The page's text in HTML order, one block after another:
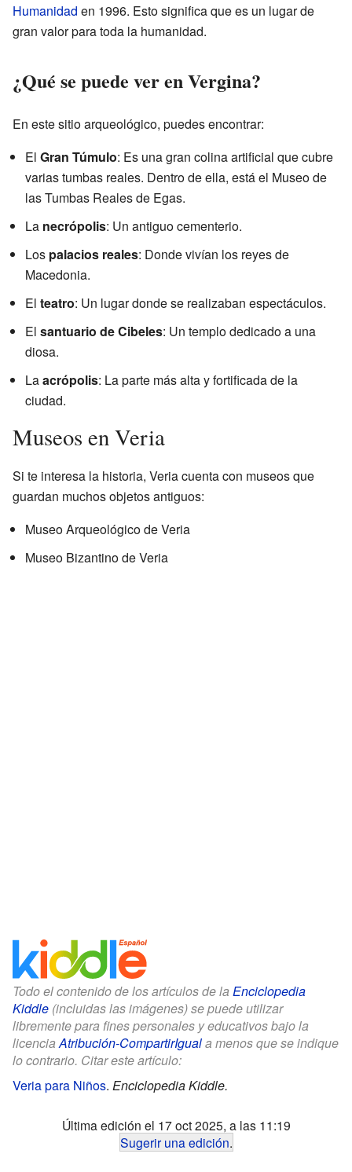
Humanidad en 1996. Esto significa que es un lugar de
gran valor para toda la humanidad.
¿Qué se puede ver en Vergina?
En este sitio arqueológico, puedes encontrar:
El Gran Túmulo: Es una gran colina artificial que cubre
varias tumbas reales. Dentro de ella, está el Museo de
las Tumbas Reales de Egas.
La necrópolis: Un antiguo cementerio.
Los palacios reales: Donde vivían los reyes de
Macedonia.
El teatro: Un lugar donde se realizaban espectáculos.
El santuario de Cibeles: Un templo dedicado a una
diosa.
Laacrópolis: La parte más alta y fortificada de la
ciudad.
Museos en Veria
Si te interesa la historia, Veria cuenta con museos que
guardan muchos objetos antiguos:
Museo Arqueológico de Veria
Museo Bizantino de Veria
Todo el contenido de los artículos de la Enciclopedia
Kiddle (incluidas las imágenes) se puede utilizar
libremente para fines personales y educativos bajo la
licenciaAtribución-CompartirIguala menos que se indique
lo contrario. Citar este artículo:
Veria para Niños. Enciclopedia Kiddle.
Última edición el 17 oct 2025, a las 11:19
Sugerir una edición.